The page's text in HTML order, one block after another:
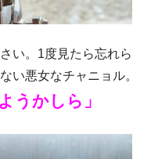
い。1度見たら忘れら
い悪女なチャニョル。
うかしら」